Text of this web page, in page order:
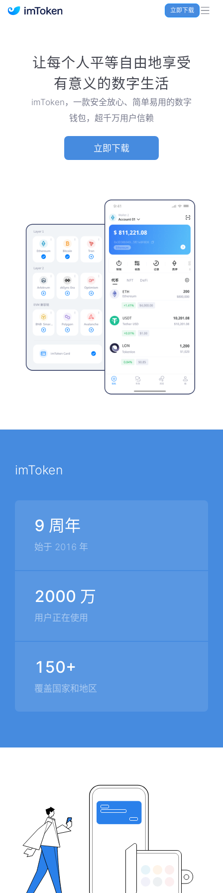
立即下载
imToken 官网｜联合TRX空投大礼包
让每个人平等自由地享受
有意义的数字生活
imToken，一款安全放心、简单易用的数字
钱包，超千万用户信赖
立即下载
imToken
9 周年
始于 2016 年
2000 万
用户正在使用
150+
覆盖国家和地区